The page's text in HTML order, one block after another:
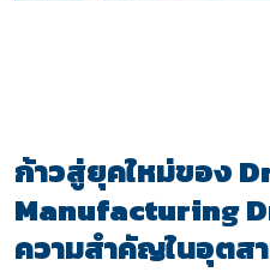
ก้าวสู่ยุคใหม่ของ
Manufacturing
ความสำคัญในอุตส